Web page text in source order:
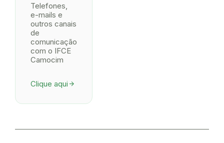
Telefones,
e-mails e
outros canais
de
comunicação
com o IFCE
Camocim
Clique aqui arrow_forward